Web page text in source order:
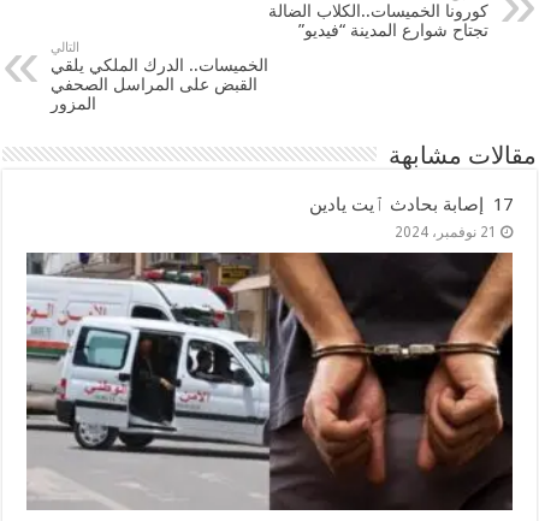
كورونا الخميسات..الكلاب الضالة
تجتاح شوارع المدينة “فيديو”
التالي
الخميسات.. الدرك الملكي يلقي
القبض على المراسل الصحفي
المزور
مقالات مشابهة
17 إصابة بحادث ٱيت يادين
21 نوفمبر، 2024